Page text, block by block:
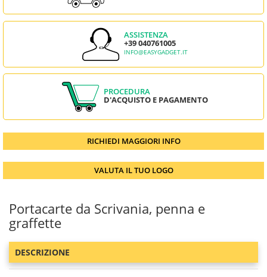
ASSISTENZA
+39 040761005
INFO@EASYGADGET.IT
PROCEDURA
D'ACQUISTO E PAGAMENTO
RICHIEDI MAGGIORI INFO
VALUTA IL TUO LOGO
Portacarte da Scrivania, penna e
graffette
DESCRIZIONE